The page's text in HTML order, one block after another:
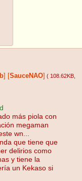
SauceNAO ( 108.62KB
más piola con
megaman
wn...
que tiene que
delirios como
y tiene la
un Kekaso si